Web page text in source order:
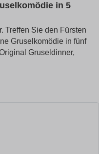
in 5
Treffen Sie den Fürsten
Gruselkomödie in fünf
Gruseldinner,